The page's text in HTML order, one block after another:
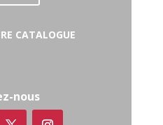
CATALOGUE
nous